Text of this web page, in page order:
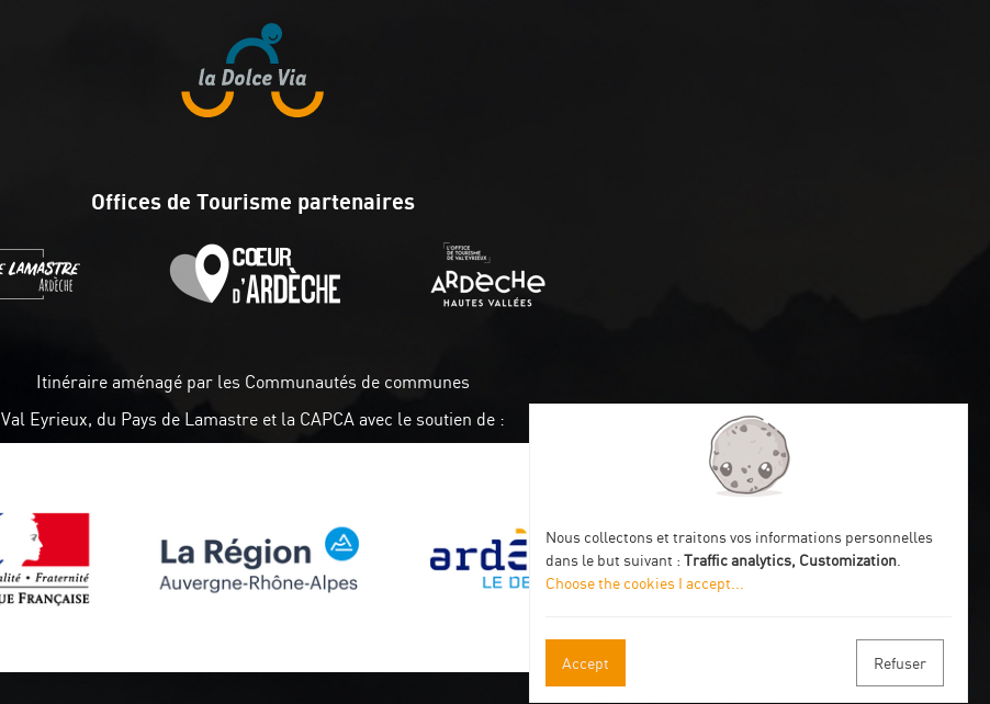
Offices de Tourisme partenaires
Itinéraire aménagé par les Communautés de communes
Val Eyrieux, du Pays de Lamastre et la CAPCA avec le soutien de :
Nous collectons et traitons vos informations personnelles
dans le but suivant : Traffic analytics, Customization
Choose the cookies I accept
Accept Refuser